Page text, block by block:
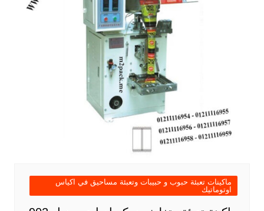
ماكينات تعبئة حبوب و حبيبات وتعبئة مساحيق في اكياس
اوتوماتيك